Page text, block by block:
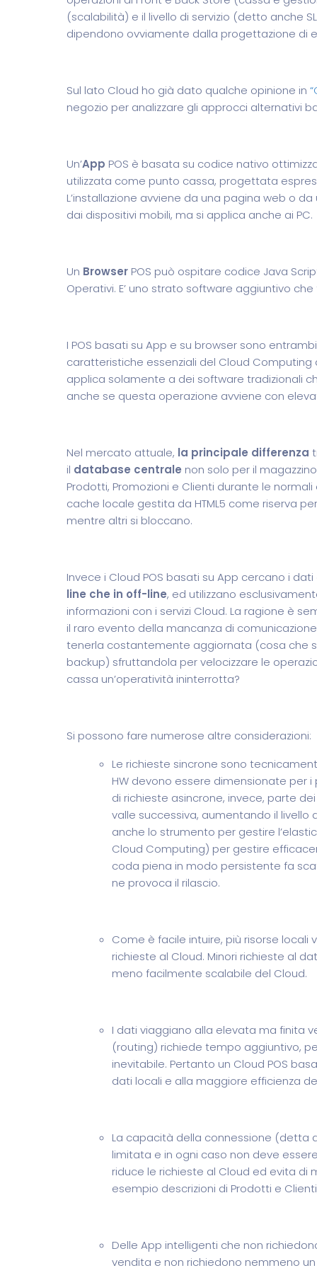
(scalabilità) e il livello di servizio (detto anche
dipendono ovviamente dalla progettazione di
Sul lato Cloud ho già dato qualche opinione in
negozio per analizzare gli approcci alternativi
Un’App POS è basata su codice nativo
utilizzata come punto cassa, progettata
L’installazione avviene da una pagina web o
dai dispositivi mobili, ma si applica anche ai PC.
Un Browser POS può ospitare codice Java
Operativi. E’ uno strato software aggiuntivo
I POS basati su App e su browser sono
caratteristiche essenziali del Cloud Computing
applica solamente a dei software tradizionali
anche se questa operazione avviene con
Nel mercato attuale, la principale differenza
il database centrale non solo per il
Prodotti, Promozioni e Clienti durante le
cache locale gestita da HTML5 come riserva
mentre altri si bloccano.
Invece i Cloud POS basati su App cercano i
line che in off-line, ed utilizzano
informazioni con i servizi Cloud. La ragione è
il raro evento della mancanza di
tenerla costantemente aggiornata (cosa che
backup) sfruttandola per velocizzare le
cassa un’operatività ininterrotta?
Si possono fare numerose altre considerazioni:
Le richieste sincrone sono
HW devono essere dimensionate per
di richieste asincrone, invece, parte
valle successiva, aumentando il livello
anche lo strumento per gestire
Cloud Computing) per gestire
coda piena in modo persistente fa
ne provoca il rilascio.
Come è facile intuire, più risorse
richieste al Cloud. Minori richieste al
meno facilmente scalabile del Cloud.
I dati viaggiano alla elevata ma finita
(routing) richiede tempo aggiuntivo,
inevitabile. Pertanto un Cloud POS
dati locali e alla maggiore efficienza
La capacità della connessione (detta
limitata e in ogni caso non deve
riduce le richieste al Cloud ed evita
esempio descrizioni di Prodotti e
Delle App intelligenti che non
vendita e non richiedono nemmeno